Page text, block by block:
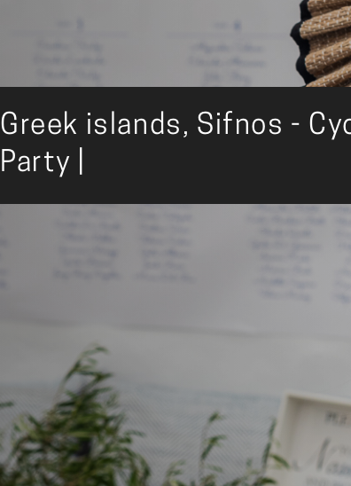
Greek islands, Sifnos -
Party |